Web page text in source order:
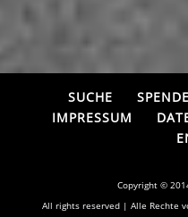
SUCHE
IMPRESSUM
Copyright ©
All rights reserved | Alle Rechte